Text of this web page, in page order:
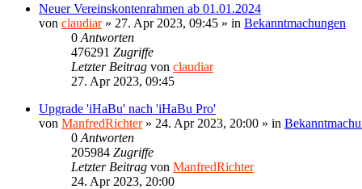
Neuer Vereinskontenrahmen ab 01.01.2024
von claudiar» 27. Apr 2023, 09:45 » in Bekanntmachungen
0 Antworten
476291 Zugriffe
Letzter Beitrag von claudiar
27. Apr 2023, 09:45
Upgrade 'iHaBu' nach 'iHaBu Pro'
von ManfredRichter» 24. Apr 2023, 20:00 » in
0 Antworten
205984 Zugriffe
Letzter Beitrag von ManfredRichter
24. Apr 2023, 20:00